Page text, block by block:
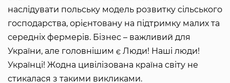
наслідувати польську модель розвитку сільського
господарства, орієнтовану на підтримку малих та
середніх фермерів. Бізнес – важливий для
України, але головнішим є Люди! Наші люди!
Українці! Жодна цивілізована країна світу не
стикалася з такими викликами.